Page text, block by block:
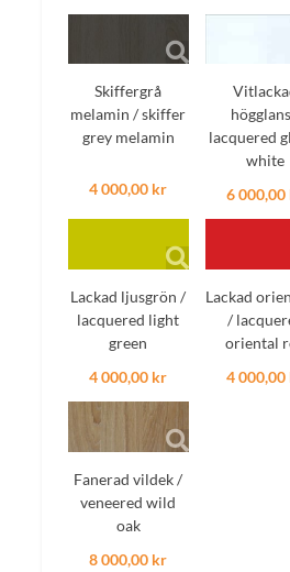
Skiffergrå
melamin / skiffer
grey melamin
4 000,00 kr
lacquered
white
6
Lackad ljusgrön /
lacquered light
green
4 000,00 kr
Lackad
/
oriental
4
Fanerad vildek /
veneered wild
oak
8 000,00 kr